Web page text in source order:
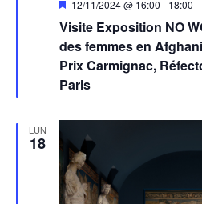
Visite Exposition NO
des femmes en
Prix Carmignac,
Paris
Mis
avant
12/11/2024 @ 16:00 - 18:00
LUN
18